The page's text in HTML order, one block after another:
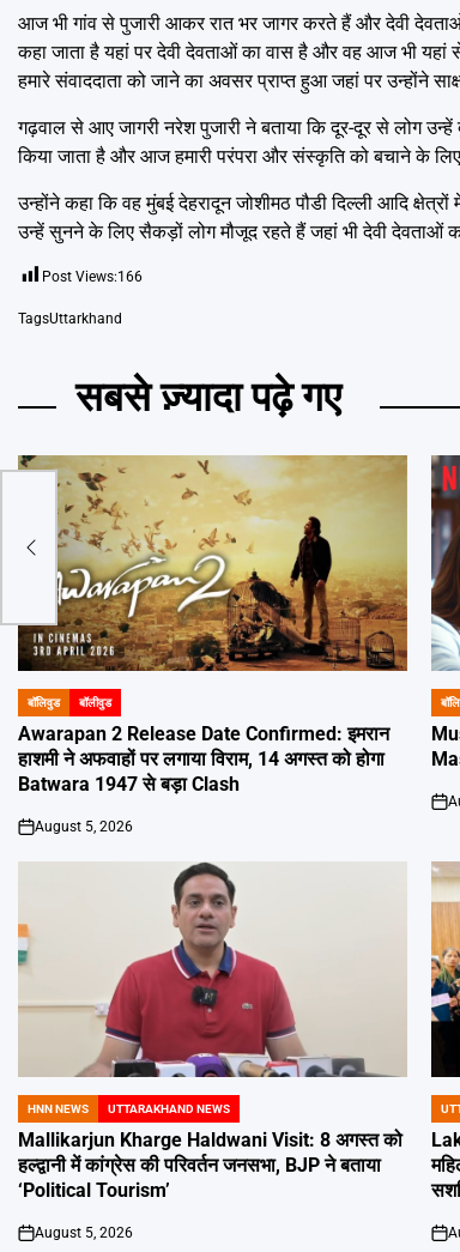
आज भी गांव से पुजारी आकर रात भर जागर करते हैं और देवी
कहा जाता है यहां पर देवी देवताओं का वास है और वह आज भी
हमारे संवाददाता को जाने का अवसर प्राप्त हुआ जहां पर उन्होंने
गढ़वाल से आए जागरी नरेश पुजारी ने बताया कि दूर-दूर से लोग
किया जाता है और आज हमारी परंपरा और संस्कृति को बचाने के
उन्होंने कहा कि वह मुंबई देहरादून जोशीमठ पौडी दिल्ली आदि
उन्हें सुनने के लिए सैकड़ों लोग मौजूद रहते हैं जहां भी देवी
Post Views:166
TagsUttarkhand
सबसे ज़्यादा पढ़े गए
POSTED
IN
बॉलिवुड बॉलीवुड
Awarapan 2 Release Date Confirmed: इमरान
हाशमी ने अफवाहों पर लगाया विराम, 14 अगस्त को होगा
Batwara 1947 से बड़ा Clash
on
August 5, 2026
IN
on
POSTED
IN
HNN NEWS UTTARAKHAND NEWS
Mallikarjun Kharge Haldwani Visit: 8 अगस्त को
हल्द्वानी में कांग्रेस की परिवर्तन जनसभा, BJP ने बताया
‘Political Tourism’
on
August 5, 2026
IN
on